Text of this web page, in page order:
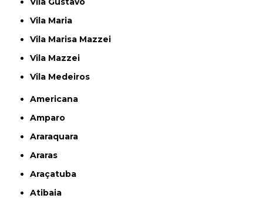
Vila Maria
Vila Marisa Mazzei
Vila Mazzei
Vila Medeiros
Americana
Amparo
Araraquara
Araras
Araçatuba
Atibaia